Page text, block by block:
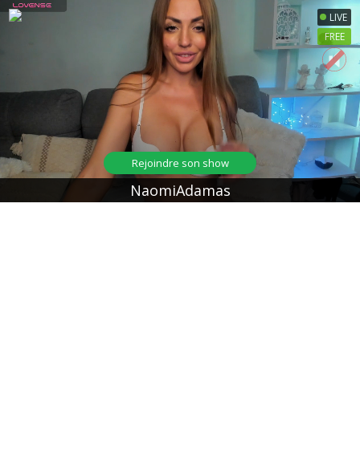
LIVE
FREE
NaomiAdamas
Rejoindre son show